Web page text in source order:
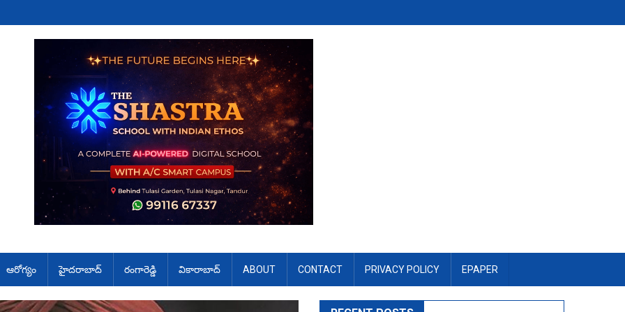
ఆరోగ్యం హైదరాబాద్ రంగారెడ్డి వికారాబాద్ ABOUT CONTACT PRIVACY POLICY EPAPER